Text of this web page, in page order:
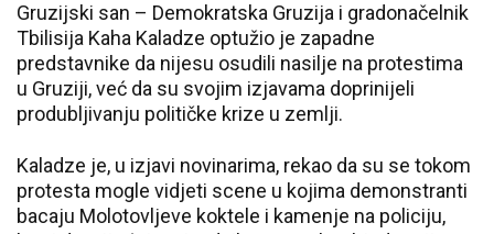
Gruzijski san – Demokratska Gruzija i gradonačelnik
Tbilisija Kaha Kaladze optužio je zapadne
predstavnike da nijesu osudili nasilje na protestima
u Gruziji, već da su svojim izjavama doprinijeli
produbljivanju političke krize u zemlji.
Kaladze je, u izjavi novinarima, rekao da su se tokom
protesta mogle vidjeti scene u kojima demonstranti
bacaju Molotovljeve koktele i kamenje na policiju,